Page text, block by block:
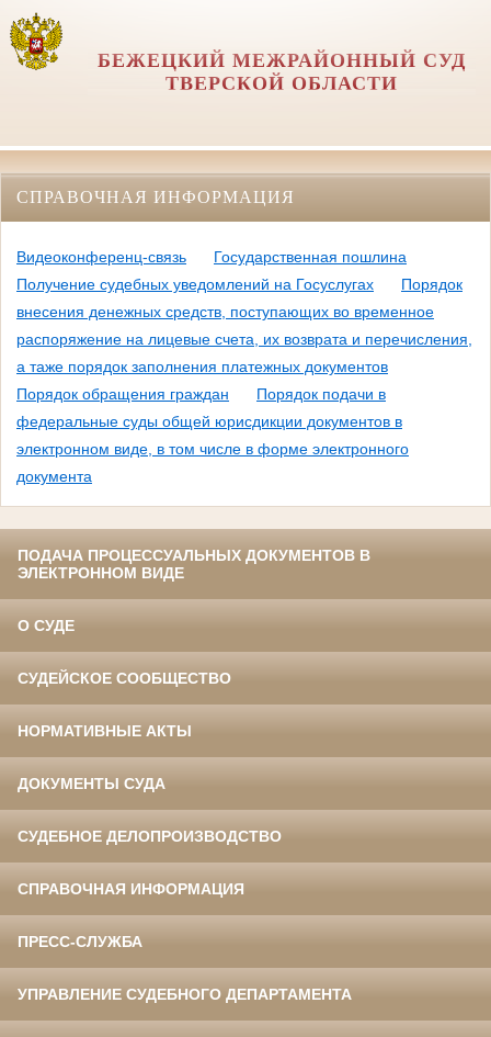
БЕЖЕЦКИЙ МЕЖРАЙОННЫЙ СУД
ТВЕРСКОЙ ОБЛАСТИ
СПРАВОЧНАЯ ИНФОРМАЦИЯ
Видеоконференц-связь
Государственная пошлина
Получение судебных уведомлений на Госуслугах
Порядок
внесения денежных средств, поступающих во временное
распоряжение на лицевые счета, их возврата и перечисления,
а таже порядок заполнения платежных документов
Порядок обращения граждан
Порядок подачи в
федеральные суды общей юрисдикции документов в
электронном виде, в том числе в форме электронного
документа
ПОДАЧА ПРОЦЕССУАЛЬНЫХ ДОКУМЕНТОВ В
ЭЛЕКТРОННОМ ВИДЕ
О СУДЕ
СУДЕЙСКОЕ СООБЩЕСТВО
НОРМАТИВНЫЕ АКТЫ
ДОКУМЕНТЫ СУДА
СУДЕБНОЕ ДЕЛОПРОИЗВОДСТВО
СПРАВОЧНАЯ ИНФОРМАЦИЯ
ПРЕСС-СЛУЖБА
УПРАВЛЕНИЕ СУДЕБНОГО ДЕПАРТАМЕНТА